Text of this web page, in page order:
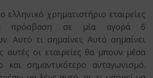
ελληνικό χρηματιστήριο εταιρείες
πρόσβαση σε μία αγορά 6
Αυτό τι σημαίνει; Αυτό σημαίνει
αυτές οι εταιρείες θα μπουν μέσα
και σημαντικότερο ανταγωνισμό.